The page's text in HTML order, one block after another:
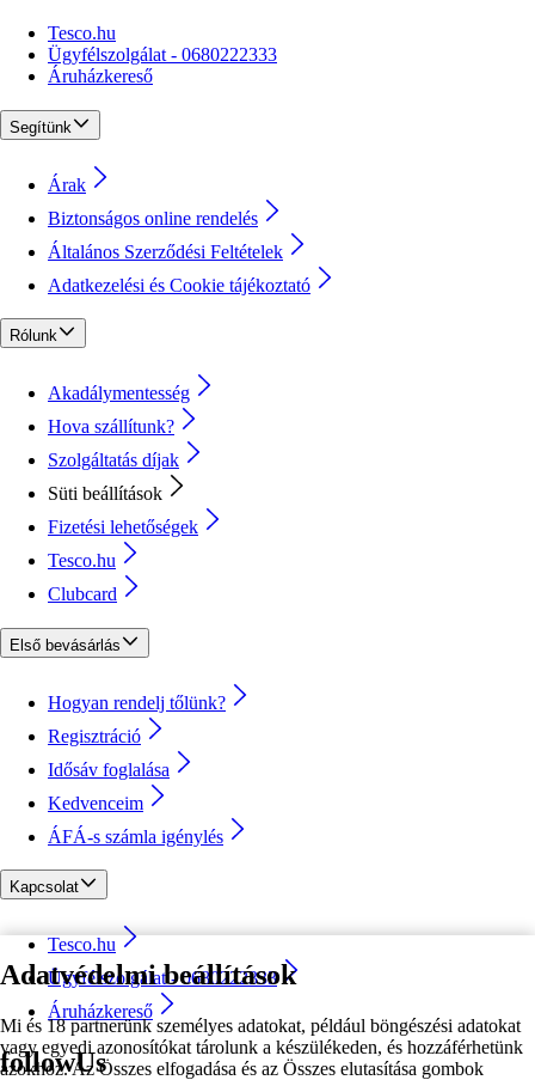
Adatvédelmi beállítások
Mi és 18 partnerünk személyes adatokat, például böngészési adatokat
vagy egyedi azonosítókat tárolunk a készülékeden, és hozzáférhetünk
azokhoz. Az Összes elfogadása és az Összes elutasítása gombok
Tesco.hu
Ügyfélszolgálat - 0680222333
Áruházkereső
Segítünk
Árak
Biztonságos online rendelés
Általános Szerződési Feltételek
Adatkezelési és Cookie tájékoztató
Rólunk
Akadálymentesség
Hova szállítunk?
Szolgáltatás díjak
Süti beállítások
Fizetési lehetőségek
Tesco.hu
Clubcard
Első bevásárlás
Hogyan rendelj tőlünk?
Regisztráció
Idősáv foglalása
Kedvenceim
ÁFÁ-s számla igénylés
Kapcsolat
Tesco.hu
Ügyfélszolgálat - 0680222333
Áruházkereső
followUs